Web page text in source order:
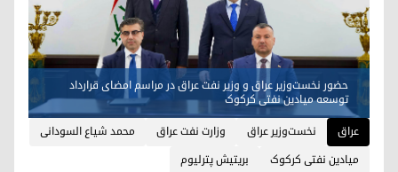
حضور نخست‌وزیر عراق و وزیر نفت عراق در مراسم امضای قرارداد
توسعه میادین نفتی کرکوک
عراق
نخست‌وزیر عراق وزارت نفت عراق
محمد شیاع‌ السودانی
میادین نفتی کرکوک
بریتیش پترلیوم